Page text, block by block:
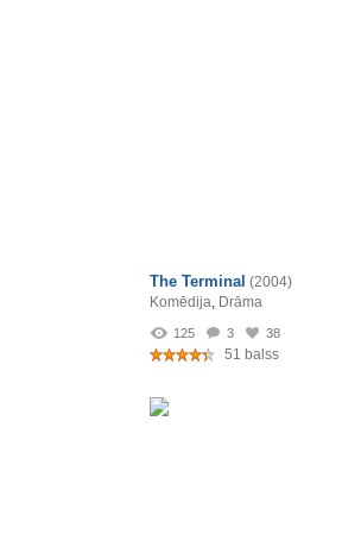
The Terminal (2004)
Komēdija, Drāma
125 3 38
51 balss